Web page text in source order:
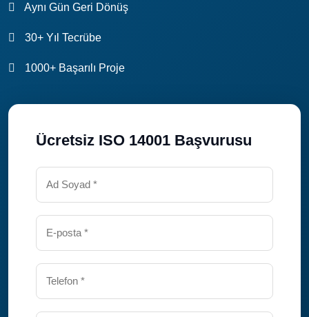
Aynı Gün Geri Dönüş
30+ Yıl Tecrübe
1000+ Başarılı Proje
Ücretsiz ISO 14001 Başvurusu